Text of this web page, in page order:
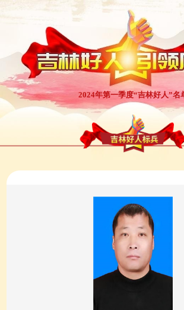
2024年第一季度“吉林好人”名